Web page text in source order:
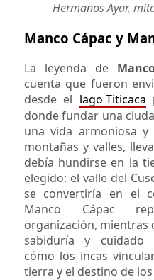
Hermanos Ayar,
Manco Cápac y
La leyenda de
cuenta que fueron
desde el lago Titicaca
donde fundar una
una vida armoniosa y
montañas y valles,
debía hundirse en la
elegido: el valle del
se convertiría en el
Manco Cápac
organización, mientras
sabiduría y cuidado
cómo los incas
tierra y el destino de los